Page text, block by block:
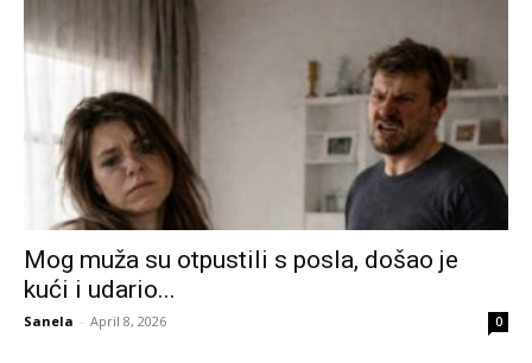
Mog muža su otpustili s posla, došao je
kući i udario...
Sanela - April 8, 2026 0